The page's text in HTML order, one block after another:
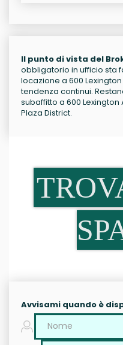
Il punto di vista del
obbligatorio in ufficio sta
locazione a 600
tendenza continui.
subaffitto a 600
Plaza District.
Avvisami quando è